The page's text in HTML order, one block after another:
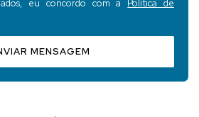
eu concordo com a
Política de
MENSAGEM